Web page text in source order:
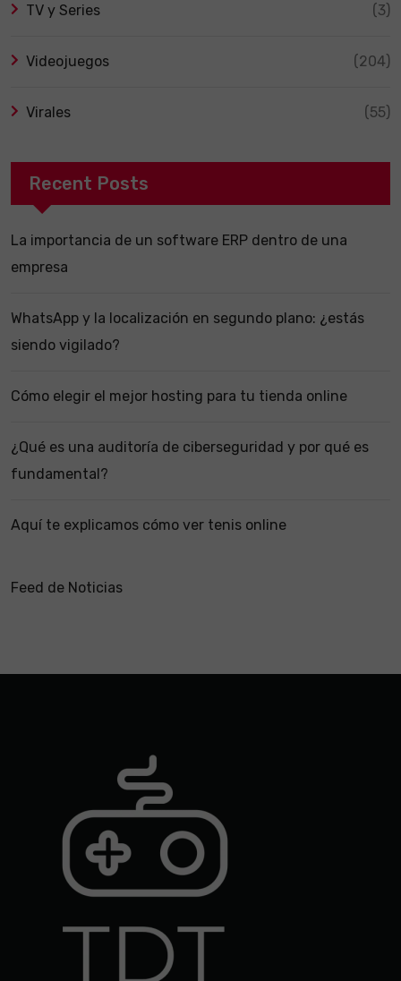
TV y Series (3)
Videojuegos (204)
Virales (55)
Recent Posts
La importancia de un software ERP dentro de una
empresa
WhatsApp y la localización en segundo plano: ¿estás
siendo vigilado?
Cómo elegir el mejor hosting para tu tienda online
¿Qué es una auditoría de ciberseguridad y por qué es
fundamental?
Aquí te explicamos cómo ver tenis online
Feed de Noticias